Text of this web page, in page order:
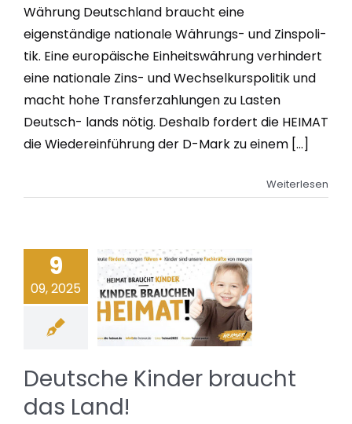
Währung Deutschland braucht eine
eigenständige nationale Währungs- und Zinspoli-
tik. Eine europäische Einheitswährung verhindert
eine nationale Zins- und Wechselkurspolitik und
macht hohe Transferzahlungen zu Lasten
Deutsch- lands nötig. Deshalb fordert die HEIMAT
die Wiedereinführung der D-Mark zu einem [...]
Weiterlesen
9
09, 2025
Deutsche Kinder braucht
das Land!